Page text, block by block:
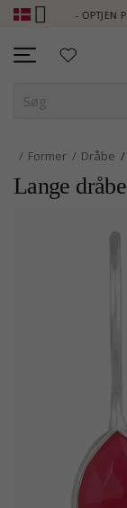
- OPTJEN POINT SE
Former Dråbe
Lange